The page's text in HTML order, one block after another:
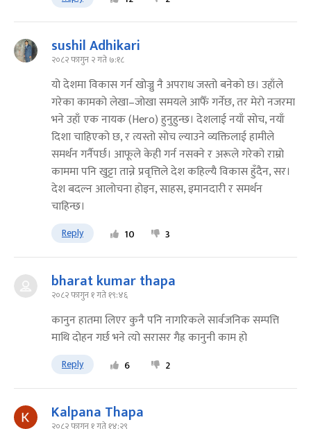
sushil Adhikari
२०८२ फागुन २ गते ७:१८
यो देशमा विकास गर्न खोज्नु नै अपराध जस्तो बनेको छ। उहाँले
गरेका कामको लेखा–जोखा समयले आफैँ गर्नेछ, तर मेरो नजरमा
भने उहाँ एक नायक (Hero) हुनुहुन्छ। देशलाई नयाँ सोच, नयाँ
दिशा चाहिएको छ, र त्यस्तो सोच ल्याउने व्यक्तिलाई हामीले
समर्थन गर्नैपर्छ। आफूले केही गर्न नसक्ने र अरूले गरेको राम्रो
काममा पनि खुट्टा तान्ने प्रवृत्तिले देश कहिल्यै विकास हुँदैन, सर।
देश बदल्न आलोचना होइन, साहस, इमानदारी र समर्थन
चाहिन्छ।
Reply 10 3
bharat kumar thapa
२०८२ फागुन १ गते १९:४६
कानुन हातमा लिएर कुनै पनि नागरिकले सार्वजनिक सम्पत्ति
माथि दोहन गर्छ भने त्यो सरासर गैह्र कानुनी काम हो
Reply 6 2
Kalpana Thapa